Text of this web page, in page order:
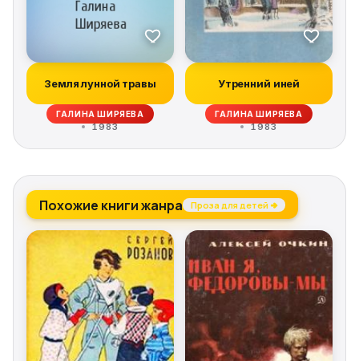
Земля лунной травы
ГАЛИНА ШИРЯЕВА
1983
Утренний иней
ГАЛИНА ШИРЯЕВА
1983
Похожие книги жанра Проза для детей →